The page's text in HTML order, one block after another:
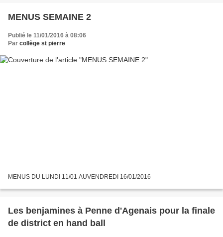
MENUS SEMAINE 2
Publié le 11/01/2016 à 08:06
Par collège st pierre
MENUS DU LUNDI 11/01 AUVENDREDI 16/01/2016
Les benjamines à Penne d'Agenais pour la finale
de district en hand ball